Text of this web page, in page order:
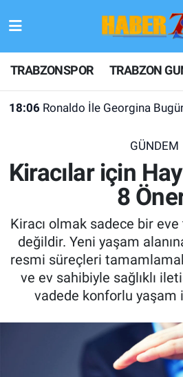
TRABZONSPOR TRABZON
Dron Saldırısına Uğrayan
GÜNDEM
Kiracılar için
8
Kiracı olmak sadece bir
değildir. Yeni yaşam
resmi süreçleri
ve ev sahibiyle sağlıklı
vadede konforlu yaşam
TRABZONSPOR
TRABZON GUNDEMI
KULİS MEYDANI
1461 TRABZON
FUTBOL
ALT LIGLER
TV VE SİNEMA
BASKETBOL
Hava Durumu
Trafik Durumu
Son Dakika Haberleri
Haber Arşivi